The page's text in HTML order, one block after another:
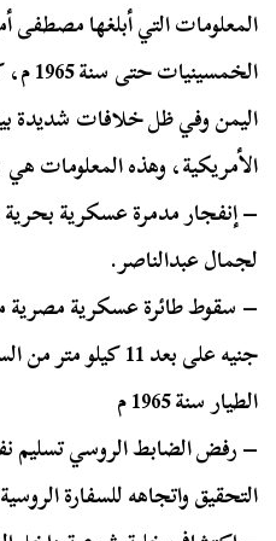
المعلومات التي أبلغها مصطفى
اليمن وفي ظل خلافات شديدة
الأمريكية، وهذه المعلومات
– إنفجار مدمرة عسكرية
لجمال عبدالناصر.
– سقوط طائرة عسكرية مصرية
جنيه على بعد 11
الطيار سنة 1965 م
– رفض الضابط الروسي تسليم
التحقيق واتجاهه للسفارة